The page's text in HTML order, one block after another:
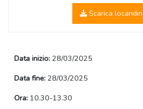
Scarica
Data inizio: 28/03/2025
Data fine: 28/03/2025
Ora: 10.30-13.30